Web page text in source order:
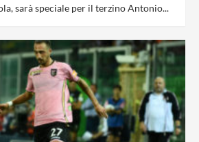
sarà speciale per il terzino Antonio...